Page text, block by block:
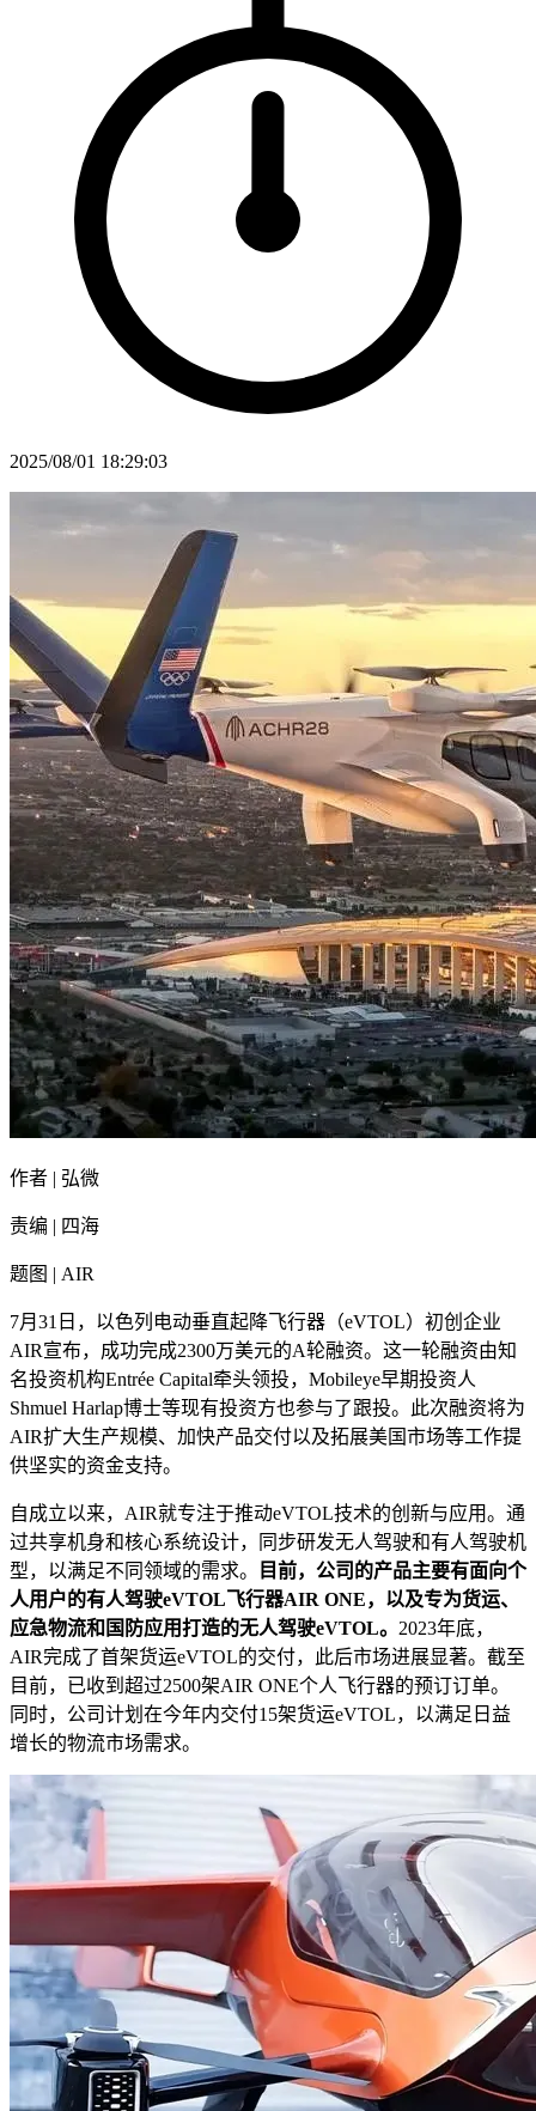
2025/08/01 18:29:03
作者 | 弘微
责编 | 四海
题图 | AIR
7月31日，以色列电动垂直起降飞行器（eVTOL）初创企业
AIR宣布，成功完成2300万美元的A轮融资。这一轮融资由知
名投资机构Entrée Capital牵头领投，Mobileye早期投资人
Shmuel Harlap博士等现有投资方也参与了跟投。此次融资将为
AIR扩大生产规模、加快产品交付以及拓展美国市场等工作提
供坚实的资金支持。
自成立以来，AIR就专注于推动eVTOL技术的创新与应用。通
过共享机身和核心系统设计，同步研发无人驾驶和有人驾驶机
型，以满足不同领域的需求。
目前，公司的产品主要有面向个
人用户的有人驾驶eVTOL飞行器AIR ONE，以及专为货运、
应急物流和国防应用打造的无人驾驶eVTOL。 2023年底，
AIR完成了首架货运eVTOL的交付，此后市场进展显著。截至
目前，已收到超过2500架AIR ONE个人飞行器的预订订单。
同时，公司计划在今年内交付15架货运eVTOL，以满足日益
增长的物流市场需求。